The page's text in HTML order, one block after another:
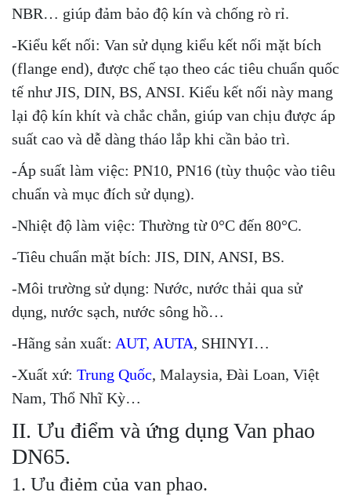
NBR… giúp đảm bảo độ kín và chống rò rỉ.
-Kiểu kết nối: Van sử dụng kiểu kết nối mặt bích
(flange end), được chế tạo theo các tiêu chuẩn quốc
tế như JIS, DIN, BS, ANSI. Kiểu kết nối này mang
lại độ kín khít và chắc chắn, giúp van chịu được áp
suất cao và dễ dàng tháo lắp khi cần bảo trì.
-Áp suất làm việc: PN10, PN16 (tùy thuộc vào tiêu
chuẩn và mục đích sử dụng).
-Nhiệt độ làm việc: Thường từ 0°C đến 80°C.
-Tiêu chuẩn mặt bích: JIS, DIN, ANSI, BS.
-Môi trường sử dụng: Nước, nước thải qua sử
dụng, nước sạch, nước sông hồ…
-Hãng sản xuất: AUT, AUTA, SHINYI…
-Xuất xứ: Trung Quốc, Malaysia, Đài Loan, Việt
Nam, Thổ Nhĩ Kỳ…
II. Ưu điểm và ứng dụng Van phao
DN65.
1. Ưu điẻm của van phao.